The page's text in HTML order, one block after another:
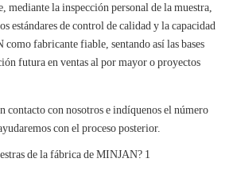
mediante la inspección personal de la muestra,
estándares de control de calidad y la capacidad
fabricante fiable, sentando así las bases
futura en ventas al por mayor o proyectos
contacto con nosotros e indíquenos el número
con el proceso posterior.